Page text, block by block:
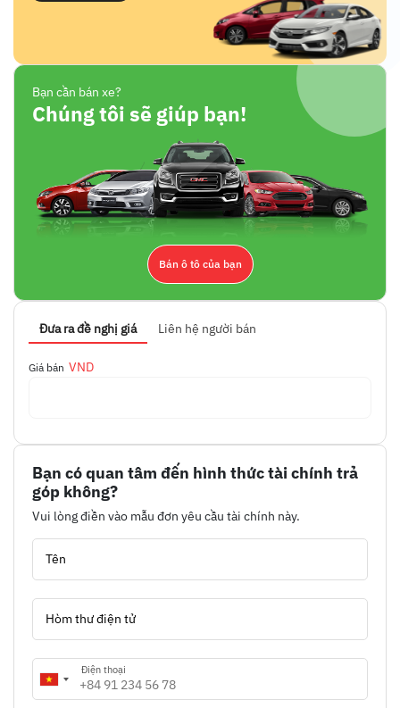
Bạn cần bán xe?
Chúng tôi sẽ giúp bạn!
Bán ô tô của bạn
Đưa ra đề nghị giá Liên hệ người bán
Giá bán VND
Bạn có quan tâm đến hình thức tài chính trả
góp không?
Vui lòng điền vào mẫu đơn yêu cầu tài chính này.
Tên
Hòm thư điện tử
Điện thoại